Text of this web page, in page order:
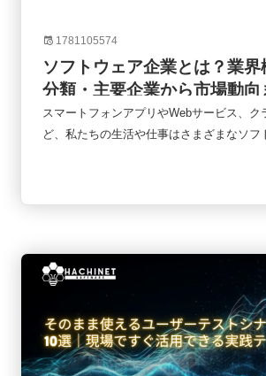
1781105574
ソフトウェア企業とは？業
分類・主要企業から市場動向
説
スマートフォンアプリやWebサービス、ク
ど、私たちの生活や仕事はさまざまなソフ
一口に言っても、その事業内容や収益モデ
す。近年はSaaSやAIの普及によって業界構
しています。本記事では、ソフトウェア企
から業界構造、企業の種類、代表的な企業
場動向までをわかりやすく解説します。